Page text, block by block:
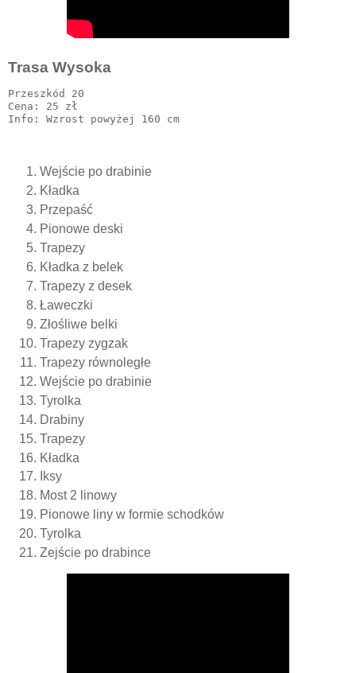
Trasa Wysoka
Przeszkód 20
Cena: 25 zł
Wejście po drabinie
Kładka
Przepaść
Pionowe deski
Trapezy
Kładka z belek
Trapezy z desek
Ławeczki
Złośliwe belki
Trapezy zygzak
Trapezy równoległe
Wejście po drabinie
Tyrolka
Drabiny
Trapezy
Kładka
Iksy
Most 2 linowy
Pionowe liny w formie schodków
Tyrolka
Zejście po drabince